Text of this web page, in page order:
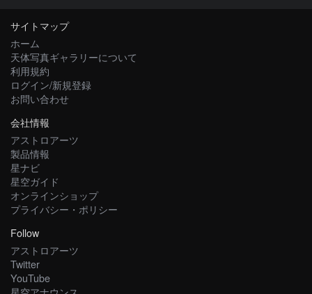
サイトマップ
ホーム
天体写真ギャラリーについて
利用規約
ログイン/新規登録
お問い合わせ
会社情報
アストロアーツ
製品情報
星ナビ
星空ガイド
オンラインショップ
プライバシー・ポリシー
Follow
アストロアーツ
Twitter
YouTube